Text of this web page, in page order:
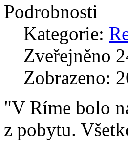
Podrobnosti
Kategorie:
Zveřejněno
Zobrazeno:
"V Ríme bolo
z pobytu.